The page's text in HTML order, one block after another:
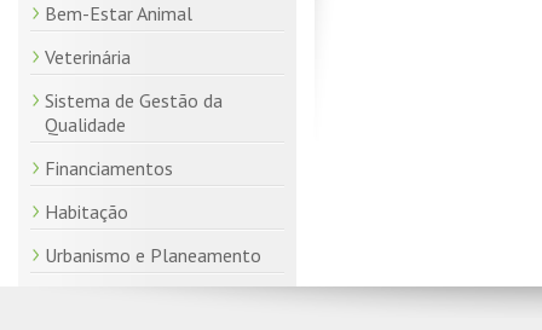
Bem-Estar Animal
Veterinária
Sistema de Gestão da
Qualidade
Financiamentos
Habitação
Urbanismo e Planeamento